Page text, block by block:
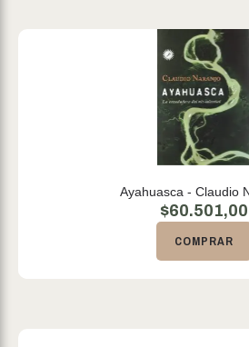
Ayahuasca - Claudio
$60.501,00
COMPRAR